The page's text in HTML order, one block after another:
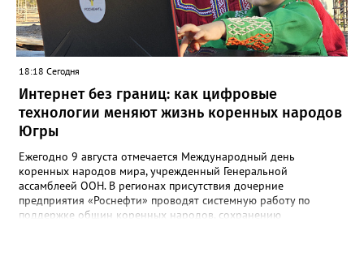
18:18 Сегодня
Интернет без границ: как цифровые
технологии меняют жизнь коренных народов
Югры
Ежегодно 9 августа отмечается Международный день
коренных народов мира, учрежденный Генеральной
ассамблеей ООН. В регионах присутствия дочерние
предприятия «Роснефти» проводят системную работу по
поддержке общин коренных народов, сохранению